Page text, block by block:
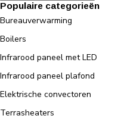
Populaire categorieën
Bureauverwarming
Boilers
Infrarood paneel met LED
Infrarood paneel plafond
Elektrische convectoren
Terrasheaters